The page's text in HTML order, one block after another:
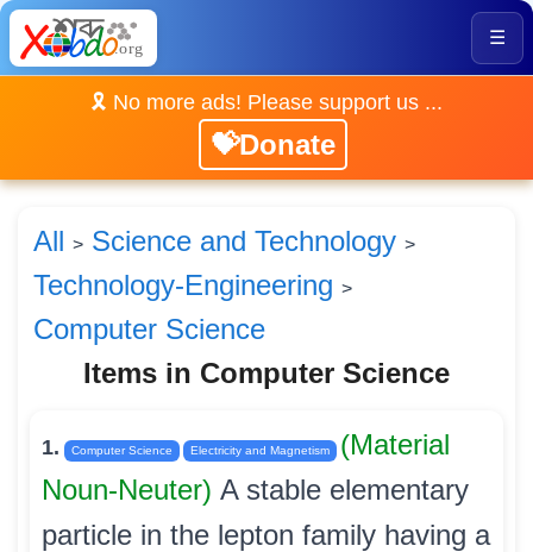
☰
🎗️ No more ads! Please support us ...
💝Donate
All > Science and Technology >
Technology-Engineering >
Computer Science
Items in Computer Science
1. Computer Science Electricity and Magnetism
(Material
Noun-Neuter) A stable elementary
particle in the lepton family having a